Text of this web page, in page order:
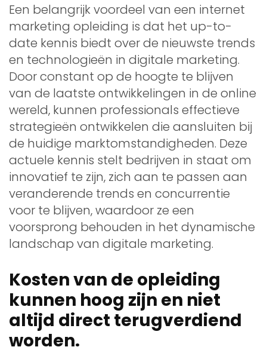
Een belangrijk voordeel van een internet
marketing opleiding is dat het up-to-
date kennis biedt over de nieuwste trends
en technologieën in digitale marketing.
Door constant op de hoogte te blijven
van de laatste ontwikkelingen in de online
wereld, kunnen professionals effectieve
strategieën ontwikkelen die aansluiten bij
de huidige marktomstandigheden. Deze
actuele kennis stelt bedrijven in staat om
innovatief te zijn, zich aan te passen aan
veranderende trends en concurrentie
voor te blijven, waardoor ze een
voorsprong behouden in het dynamische
landschap van digitale marketing.
Kosten van de opleiding
kunnen hoog zijn en niet
altijd direct terugverdiend
worden.